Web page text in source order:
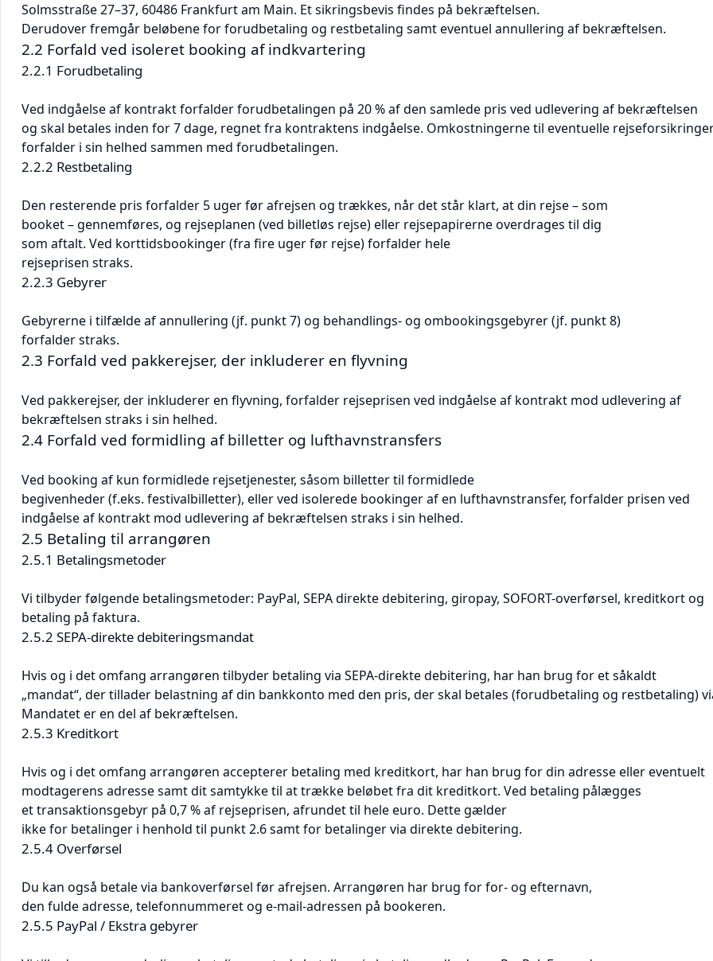
Solmsstraße 27–37, 60486 Frankfurt am Main. Et sikringsbevis findes på bekræftelsen.
Derudover fremgår beløbene for forudbetaling og restbetaling samt eventuel annullering af bekræftelsen.
2.2 Forfald ved isoleret booking af indkvartering
2.2.1 Forudbetaling
Ved indgåelse af kontrakt forfalder forudbetalingen på 20 % af den samlede pris ved udlevering af bekræftelsen
og skal betales inden for 7 dage, regnet fra kontraktens indgåelse. Omkostningerne til eventuelle
forfalder i sin helhed sammen med forudbetalingen.
2.2.2 Restbetaling
Den resterende pris forfalder 5 uger før afrejsen og trækkes, når det står klart, at din rejse – som
booket – gennemføres, og rejseplanen (ved billetløs rejse) eller rejsepapirerne overdrages til dig
som aftalt. Ved korttidsbookinger (fra fire uger før rejse) forfalder hele
rejseprisen straks.
2.2.3 Gebyrer
Gebyrerne i tilfælde af annullering (jf. punkt 7) og behandlings- og ombookingsgebyrer (jf. punkt 8)
forfalder straks.
2.3 Forfald ved pakkerejser, der inkluderer en flyvning
Ved pakkerejser, der inkluderer en flyvning, forfalder rejseprisen ved indgåelse af kontrakt mod udlevering af
bekræftelsen straks i sin helhed.
2.4 Forfald ved formidling af billetter og lufthavnstransfers
Ved booking af kun formidlede rejsetjenester, såsom billetter til formidlede
begivenheder (f.eks. festivalbilletter), eller ved isolerede bookinger af en lufthavnstransfer, forfalder prisen ved
indgåelse af kontrakt mod udlevering af bekræftelsen straks i sin helhed.
2.5 Betaling til arrangøren
2.5.1 Betalingsmetoder
Vi tilbyder følgende betalingsmetoder: PayPal, SEPA direkte debitering, giropay, SOFORT-overførsel, kreditkort og
betaling på faktura.
2.5.2 SEPA-direkte debiteringsmandat
Hvis og i det omfang arrangøren tilbyder betaling via SEPA-direkte debitering, har han brug for et såkaldt
„mandat“, der tillader belastning af din bankkonto med den pris, der skal betales (forudbetaling og restbetaling)
Mandatet er en del af bekræftelsen.
2.5.3 Kreditkort
Hvis og i det omfang arrangøren accepterer betaling med kreditkort, har han brug for din adresse eller eventuelt
modtagerens adresse samt dit samtykke til at trække beløbet fra dit kreditkort. Ved betaling pålægges
et transaktionsgebyr på 0,7 % af rejseprisen, afrundet til hele euro. Dette gælder
ikke for betalinger i henhold til punkt 2.6 samt for betalinger via direkte debitering.
2.5.4 Overførsel
Du kan også betale via bankoverførsel før afrejsen. Arrangøren har brug for for- og efternavn,
den fulde adresse, telefonnummeret og e-mail-adressen på bookeren.
2.5.5 PayPal / Ekstra gebyrer